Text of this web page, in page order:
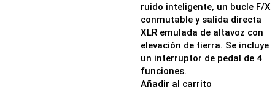
ruido inteligente, un bucle F/X
conmutable y salida directa
XLR emulada de altavoz con
elevación de tierra. Se incluye
un interruptor de pedal de 4
funciones.
Añadir al carrito